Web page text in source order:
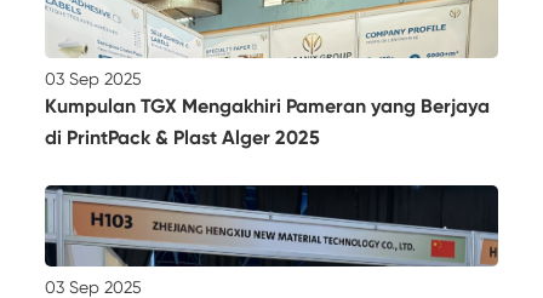
03 Sep 2025
Kumpulan TGX Mengakhiri Pameran yang Berjaya
di PrintPack & Plast Alger 2025
03 Sep 2025